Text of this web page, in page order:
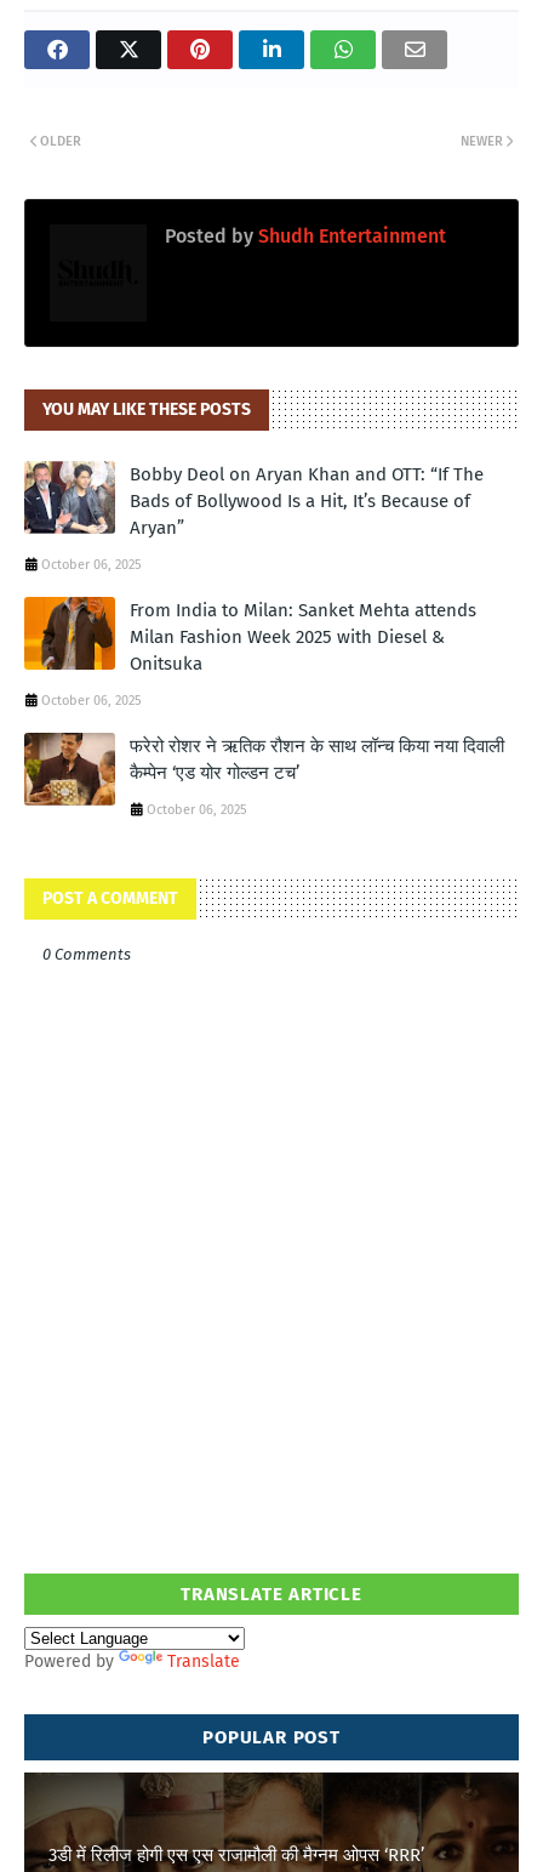
NEWER
OLDER
Posted by Shudh Entertainment
YOU MAY LIKE THESE POSTS
Bobby Deol on Aryan Khan and OTT: “If The
Bads of Bollywood Is a Hit, It’s Because of
Aryan”
October 06, 2025
From India to Milan: Sanket Mehta attends
Milan Fashion Week 2025 with Diesel &
Onitsuka
October 06, 2025
फरेरो रोशर ने ऋतिक रौशन के साथ लॉन्‍च किया नया दिवाली
कैम्‍पेन ‘एड योर गोल्‍डन टच’
October 06, 2025
POST A COMMENT
0 Comments
TRANSLATE ARTICLE
Powered by Translate
POPULAR POST
3डी में रिलीज होगी एस एस राजामौली की मैग्नम ओपस ‘RRR’